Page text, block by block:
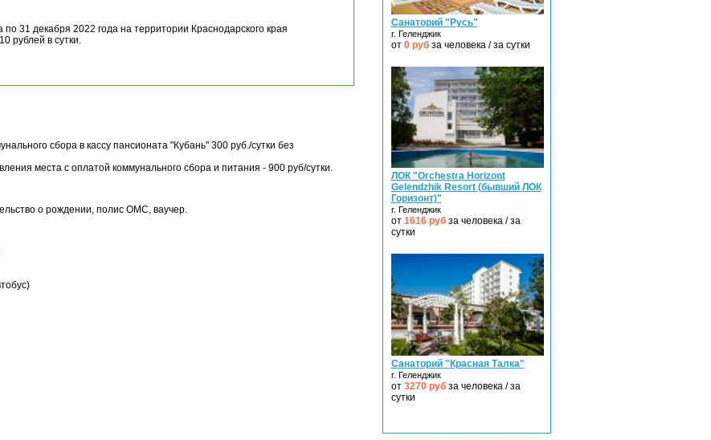
Санаторий "Русь"
г. Геленджик
от 0рубза человека / за сутки
ЛОК "Orchestra Horizont
Gelendzhik Resort (бывший ЛОК
Горизонт)"
г. Геленджик
от 1616рубза человека / за
сутки
Санаторий "Красная Талка"
г. Геленджик
от 3270рубза человека / за
сутки
31 декабря 2022 года на территории Краснодарского края
рублей в сутки.
сбора в кассу пансионата "Кубань" 300 руб./сутки без
места с оплатой коммунального сбора и питания - 900 руб/сутки.
о рождении, полис ОМС, ваучер.